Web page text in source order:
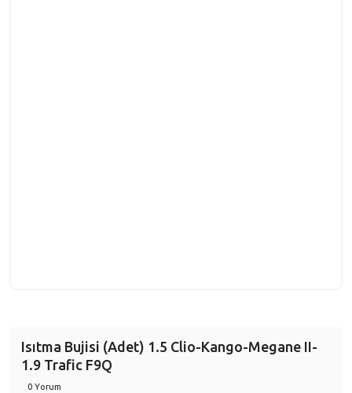
Isıtma Bujisi (Adet) 1.5 Clio-Kango-Megane II-
1.9 Trafic F9Q
0 Yorum